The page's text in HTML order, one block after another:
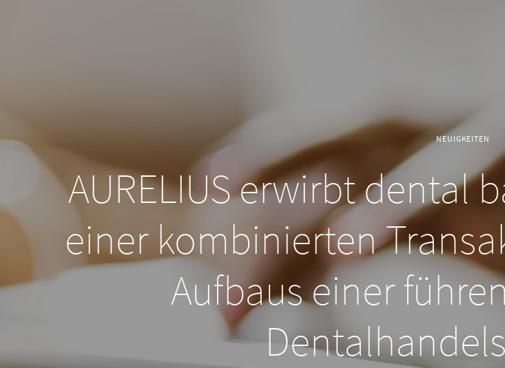
NEUIGKEITEN
AURELIUS erwirbt dental
einer kombinierten
Aufbaus einer